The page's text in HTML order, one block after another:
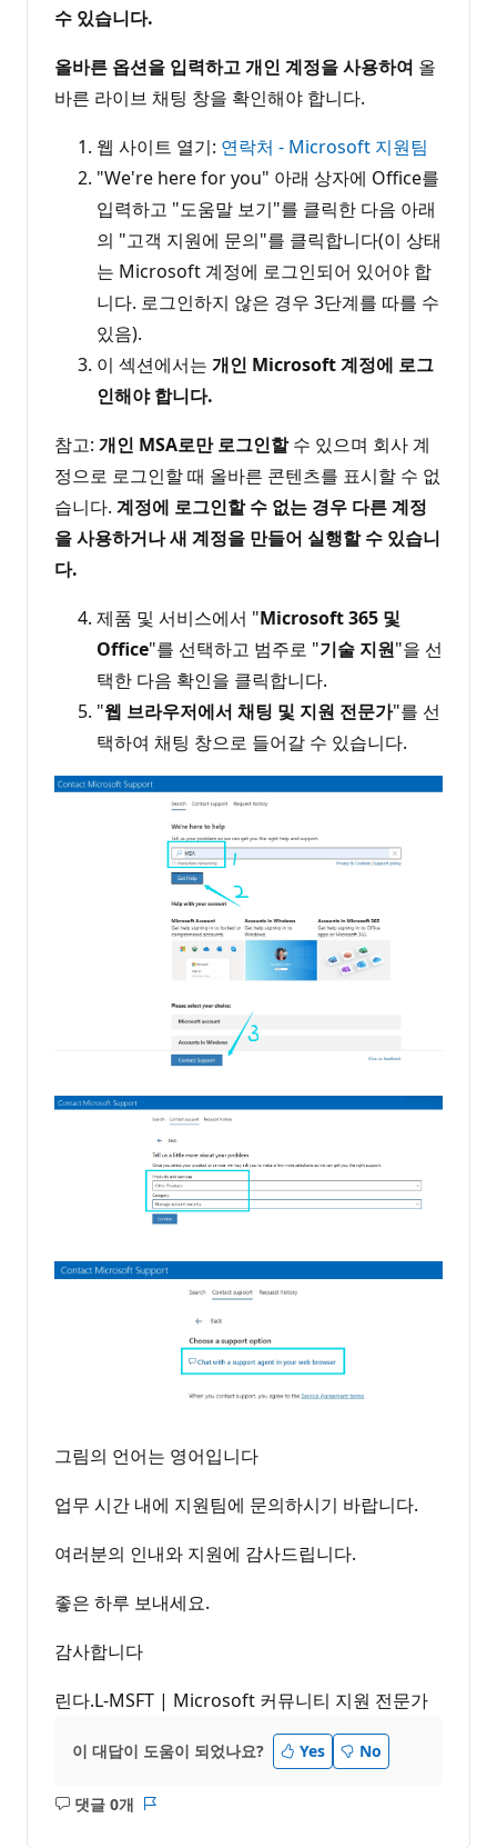
수 있습니다.
올바른 옵션을 입력하고 개인 계정을 사용하여 올
바른 라이브 채팅 창을 확인해야 합니다.
웹 사이트 열기: 연락처 - Microsoft 지원팀
"We're here for you" 아래 상자에 Office를
입력하고 "도움말 보기"를 클릭한 다음 아래
의 "고객 지원에 문의"를 클릭합니다(이 상태
는 Microsoft 계정에 로그인되어 있어야 합
니다. 로그인하지 않은 경우 3단계를 따를 수
있음).
이 섹션에서는 개인 Microsoft 계정에 로그
인해야 합니다.
참고: 개인 MSA로만 로그인할수 있으며 회사 계
정으로 로그인할 때 올바른 콘텐츠를 표시할 수 없
습니다. 계정에 로그인할 수 없는 경우 다른 계정
을 사용하거나 새 계정을 만들어 실행할 수 있습니
다.
제품 및 서비스에서 "Microsoft 365 및
Office"를 선택하고 범주로 "기술 지원"을 선
택한 다음 확인을 클릭합니다.
"웹 브라우저에서 채팅 및 지원 전문가"를 선
택하여 채팅 창으로 들어갈 수 있습니다.
그림의 언어는 영어입니다
업무 시간 내에 지원팀에 문의하시기 바랍니다.
여러분의 인내와 지원에 감사드립니다.
좋은 하루 보내세요.
감사합니다
린다.L-MSFT | Microsoft 커뮤니티 지원 전문가
이 대답이 도움이 되었나요? Yes No
댓글 0개
설